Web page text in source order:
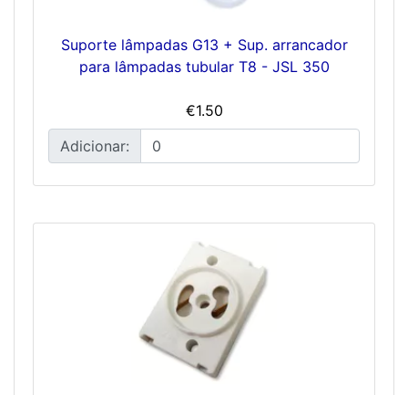
Suporte lâmpadas G13 + Sup. arrancador
para lâmpadas tubular T8 - JSL 350
€1.50
Adicionar: